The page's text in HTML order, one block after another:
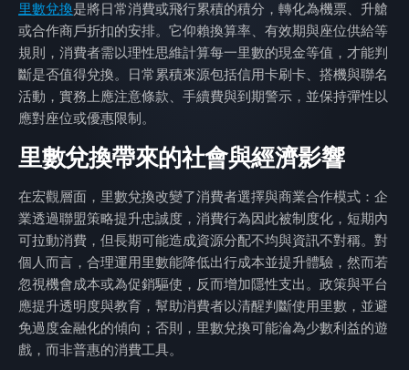
里數兌換是將日常消費或飛行累積的積分，轉化為機票、升艙
或合作商戶折扣的安排。它仰賴換算率、有效期與座位供給等
規則，消費者需以理性思維計算每一里數的現金等值，才能判
斷是否值得兌換。日常累積來源包括信用卡刷卡、搭機與聯名
活動，實務上應注意條款、手續費與到期警示，並保持彈性以
應對座位或優惠限制。
里數兌換帶來的社會與經濟影響
在宏觀層面，里數兌換改變了消費者選擇與商業合作模式：企
業透過聯盟策略提升忠誠度，消費行為因此被制度化，短期內
可拉動消費，但長期可能造成資源分配不均與資訊不對稱。對
個人而言，合理運用里數能降低出行成本並提升體驗，然而若
忽視機會成本或為促銷驅使，反而增加隱性支出。政策與平台
應提升透明度與教育，幫助消費者以清醒判斷使用里數，並避
免過度金融化的傾向；否則，里數兌換可能淪為少數利益的遊
戲，而非普惠的消費工具。